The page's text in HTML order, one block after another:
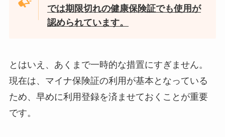
では期限切れの健康保険証でも使用が
認められています。
とはいえ、あくまで一時的な措置にすぎません。
現在は、マイナ保険証の利用が基本となっている
ため、早めに利用登録を済ませておくことが重要
です。